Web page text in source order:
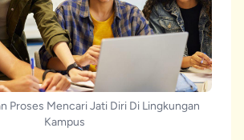
Proses Mencari Jati Diri Di Lingkungan
Kampus